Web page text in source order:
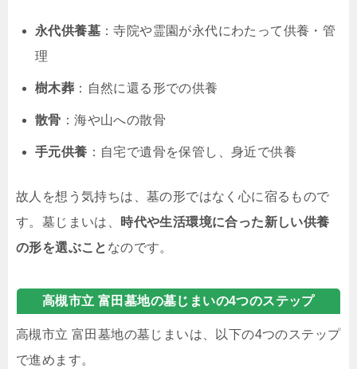
永代供養墓 ：寺院や霊園が永代にわたって供養・管
理
樹木葬 ：自然に還る形での供養
散骨 ：海や山への散骨
手元供養 ：自宅で遺骨を保管し、身近で供養
故人を想う気持ちは、墓の形ではなく心に宿るもので
す。墓じまいは、
時代や生活環境に合った新しい供養
の形を選ぶこと なのです。
高槻市立 富田墓地の墓じまいの4つのステップ
高槻市立 富田墓地の墓じまいは、以下の4つのステップ
で進めます。